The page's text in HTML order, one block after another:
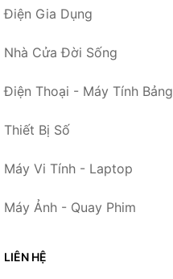
Điện Gia Dụng
Nhà Cửa Đời Sống
Điện Thoại - Máy Tính Bảng
Thiết Bị Số
Máy Vi Tính - Laptop
Máy Ảnh - Quay Phim
LIÊN HỆ